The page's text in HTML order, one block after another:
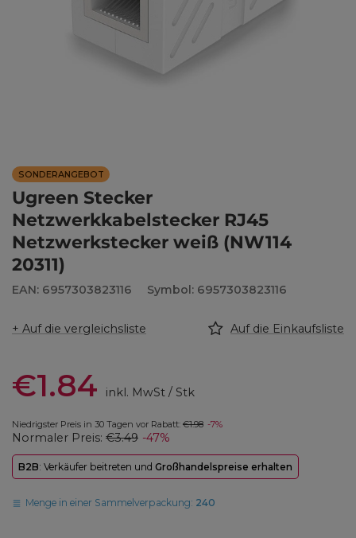
SONDERANGEBOT
Ugreen Stecker
Netzwerkkabelstecker RJ45
Netzwerkstecker weiß (NW114
20311)
EAN: 6957303823116 Symbol: 6957303823116
+ Auf die vergleichsliste Auf die Einkaufsliste
€1.84 inkl. MwSt/ Stk
Niedrigster Preis in 30 Tagen vor Rabatt: €1.98 -7%
Normaler Preis: €3.49 -47%
B2B: Verkäufer beitreten und Großhandelspreise erhalten
Menge in einer Sammelverpackung: 240